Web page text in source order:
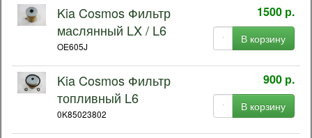
Kia Cosmos Фильтр
маслянный LX / L6
OE605J
1500 р.
В корзину
Kia Cosmos Фильтр
топливный L6
0K85023802
900 р.
В корзину